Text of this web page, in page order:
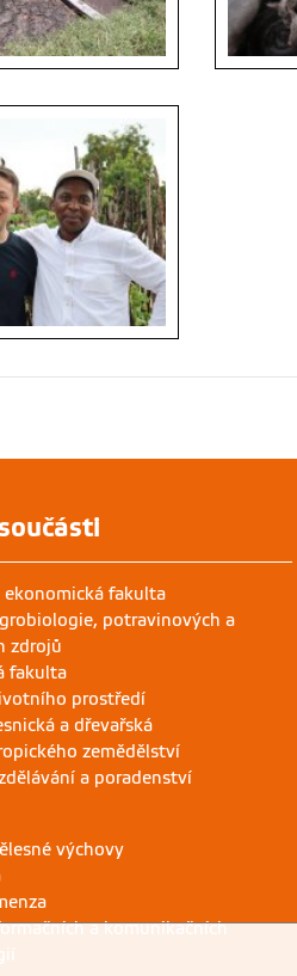
ekonomická fakulta
potravinových a
zdrojů
fakulta
prostředí
a dřevařská
zemědělství
a poradenství
výchovy
a komunikačních